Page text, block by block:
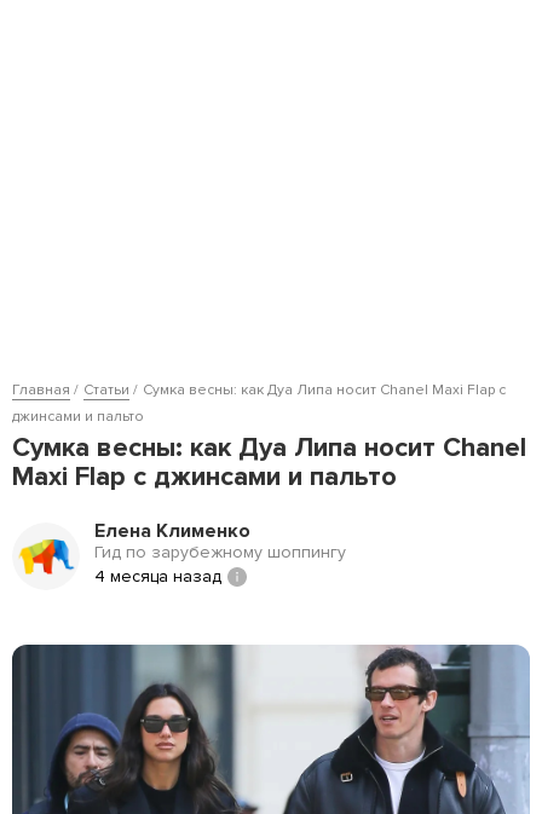
Главная Статьи
Сумка весны: как Дуа Липа носит Chanel Maxi Flap с
джинсами и пальто
Сумка весны: как Дуа Липа носит Chanel
Maxi Flap с джинсами и пальто
Елена Клименко
Гид по зарубежному шоппингу
4 месяца назад